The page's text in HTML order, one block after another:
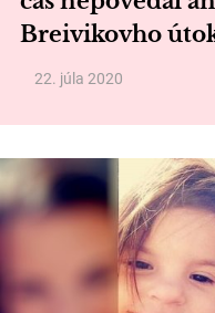
Breivikovho
22. júla 2020